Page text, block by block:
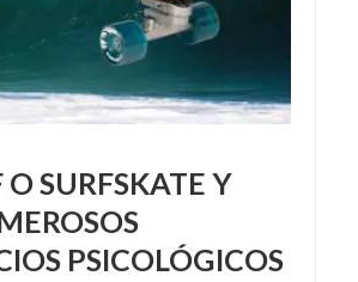
O SURFSKATE Y
PSICOLÓGICOS